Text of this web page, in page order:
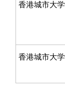
香港城市大学
香港城市大学